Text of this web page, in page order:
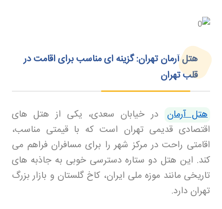
هتل آرمان تهران: گزینه‌ ای مناسب برای اقامت در
قلب تهران
هتل آرمان
در خیابان سعدی، یکی از هتل های
اقتصادی قدیمی تهران است که با قیمتی مناسب،
اقامتی راحت در مرکز شهر را برای مسافران فراهم می
کند. این هتل دو ستاره دسترسی خوبی به جاذبه های
تاریخی مانند موزه ملی ایران، کاخ گلستان و بازار بزرگ
تهران دارد.